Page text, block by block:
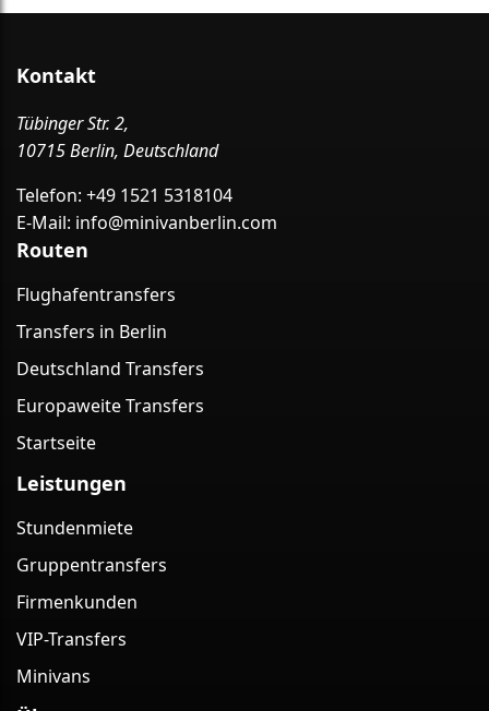
Kontakt
Tübinger Str. 2,
10715 Berlin, Deutschland
Telefon: +49 1521 5318104
E-Mail: info@minivanberlin.com
Routen
Flughafentransfers
Transfers in Berlin
Deutschland Transfers
Europaweite Transfers
Startseite
Leistungen
Stundenmiete
Gruppentransfers
Firmenkunden
VIP-Transfers
Minivans